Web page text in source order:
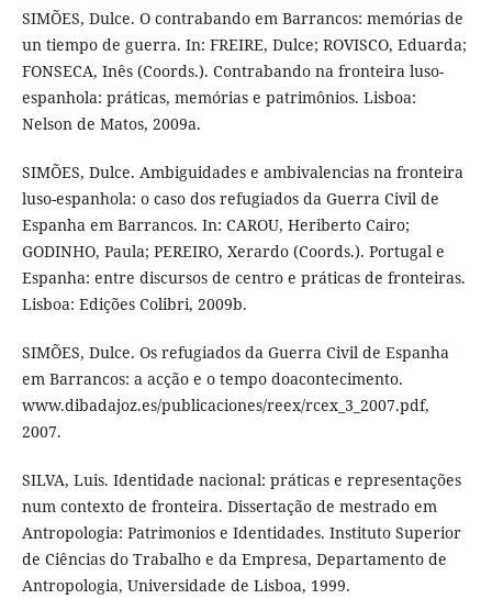
SIMÕES, Dulce. O contrabando em Barrancos: memórias de
un tiempo de guerra. In: FREIRE, Dulce; ROVISCO, Eduarda;
FONSECA, Inês (Coords.). Contrabando na fronteira luso-
espanhola: práticas, memórias e patrimônios. Lisboa:
Nelson de Matos, 2009a.
SIMÕES, Dulce. Ambiguidades e ambivalencias na fronteira
luso-espanhola: o caso dos refugiados da Guerra Civil de
Espanha em Barrancos. In: CAROU, Heriberto Cairo;
GODINHO, Paula; PEREIRO, Xerardo (Coords.). Portugal e
Espanha: entre discursos de centro e práticas de fronteiras.
Lisboa: Edições Colibri, 2009b.
SIMÕES, Dulce. Os refugiados da Guerra Civil de Espanha
em Barrancos: a acção e o tempo doacontecimento.
www.dibadajoz.es/publicaciones/reex/rcex_3_2007.pdf,
2007.
SILVA, Luis. Identidade nacional: práticas e representações
num contexto de fronteira. Dissertação de mestrado em
Antropologia: Patrimonios e Identidades. Instituto Superior
de Ciências do Trabalho e da Empresa, Departamento de
Antropologia, Universidade de Lisboa, 1999.